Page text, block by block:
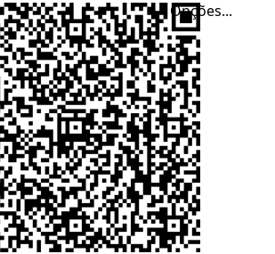
Opções...